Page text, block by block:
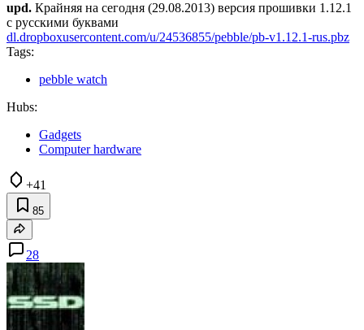
upd. Крайняя на сегодня (29.08.2013) версия прошивки 1.12.1
с русскими буквами
dl.dropboxusercontent.com/u/24536855/pebble/pb-v1.12.1-rus.pbz
Tags:
pebble watch
Hubs:
Gadgets
Computer hardware
+41
85
28